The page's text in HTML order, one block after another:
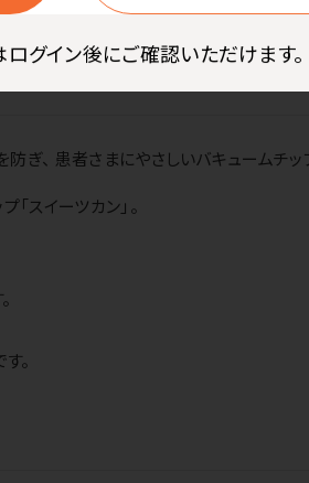
ログイン後にご確認いただけます。
ぎ、 患者さまにやさしいバキュームチッ
スイーツカン」。
。